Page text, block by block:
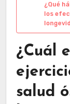
¿Qué
los
¿Cuál
salud